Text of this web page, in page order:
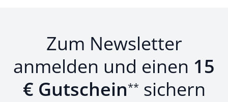
Zum Newsletter
anmelden und einen 15
€ Gutschein** sichern